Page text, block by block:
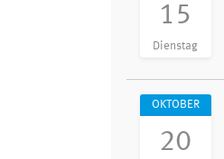
15
Dienstag
OKTOBER
20